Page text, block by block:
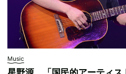
Music